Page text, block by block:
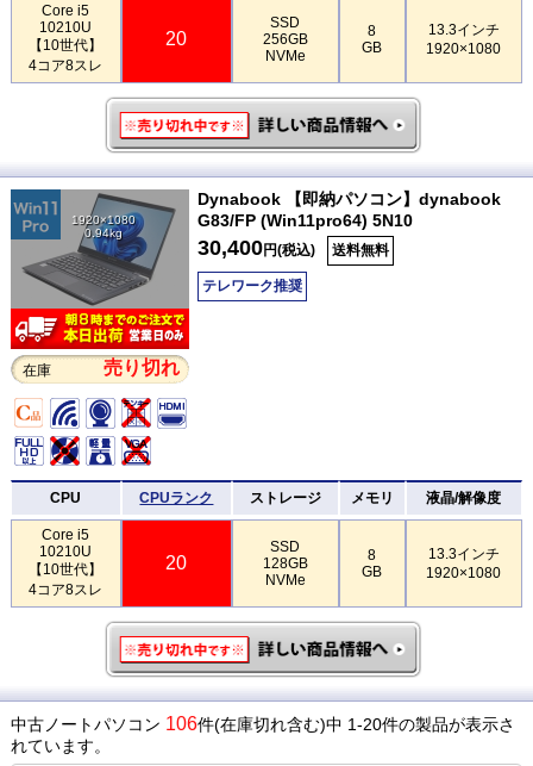
Core i5
10210U
【10世代】
4コア8スレ
20
SSD
256GB
NVMe
8
GB
13.3インチ
1920×1080
1920×1080
0.94kg
在庫 売り切れ
Dynabook 【即納パソコン】dynabook
G83/FP (Win11pro64) 5N10
30,400円(税込) 送料無料
テレワーク推奨
CPU CPUランク ストレージ メモリ 液晶/解像度
Core i5
10210U
【10世代】
4コア8スレ
20
SSD
128GB
NVMe
8
GB
13.3インチ
1920×1080
中古ノートパソコン 106件(在庫切れ含む)中 1-20件の製品が表示さ
れています。